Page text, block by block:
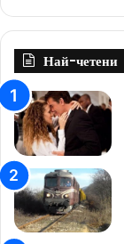
Най-четени